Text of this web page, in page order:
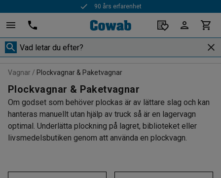
90 års erfarenhet
Vagnar Plockvagnar & Paketvagnar
Plockvagnar & Paketvagnar
Om godset som behöver plockas är av lättare slag och kan
hanteras manuellt utan hjälp av truck så är en lagervagn
optimal. Underlätta plockning på lagret, biblioteket eller
livsmedelsbutiken genom att använda en plockvagn.